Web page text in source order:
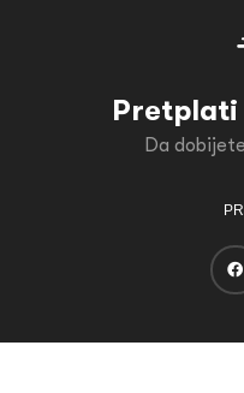
Pretplati
Da